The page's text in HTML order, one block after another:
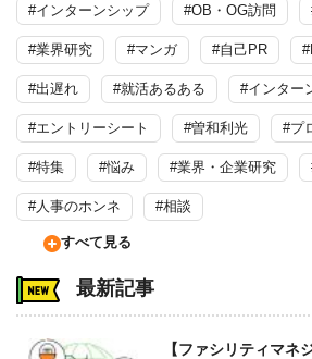
#インターンシップ #OB・OG訪問
#業界研究 #マンガ #自己PR
#出遅れ #就活あるある #インター
#エントリーシート #曽和利光 #プ
#特集 #悩み #業界・企業研究
#人事のホンネ #相談
すべて見る
最新記事
【ファシリティマネ